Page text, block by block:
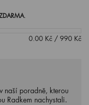
.
0.00 Kč / 990 Kč
naší poradně, kterou
Radkem nachystali.